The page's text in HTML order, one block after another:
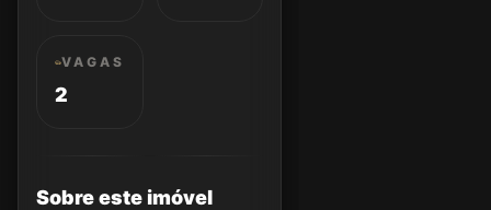
VAGAS
2
Sobre este imóvel